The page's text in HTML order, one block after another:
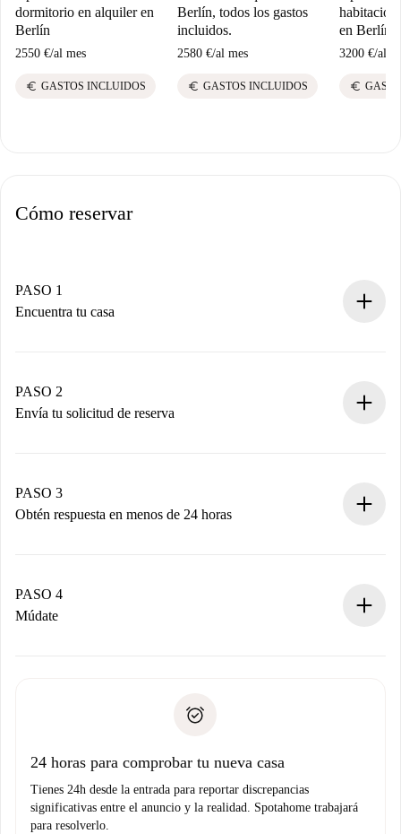
dormitorio en alquiler en
Berlín
2550 €/al mes
euro GASTOS INCLUIDOS
Berlín, todos los gastos
incluidos.
2580 €/al mes
euro GASTOS INCLUIDOS
en Berlín
3200 €/al
euro
Cómo reservar
PASO 1
Encuentra tu casa
Tienes toda la información necesaria por adelantado.
PASO 2
Envía tu solicitud de reserva
propietario acepte.
PASO 3
Obtén respuesta en menos de 24 horas
contacto con el propietario.
Si es rechazada: No te haremos ningún cargo y te
Prueba de solvencia
PASO 4
Múdate
no nos comunicas ningún problema.
24 horas para comprobar tu nueva casa
Tienes 24h desde la entrada para reportar discrepancias
significativas entre el anuncio y la realidad. Spotahome trabajará
para resolverlo.